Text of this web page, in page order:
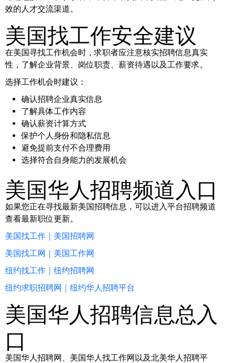
效的人才交流渠道。
美国找工作安全建议
在美国寻找工作机会时，求职者应注意核实招聘信息真实
性，了解企业背景、岗位职责、薪资待遇以及工作要求。
选择工作机会时建议：
确认招聘企业真实信息
了解具体工作内容
确认薪资计算方式
保护个人身份和隐私信息
避免提前支付不合理费用
选择符合自身能力的发展机会
美国华人招聘频道入口
如果您正在寻找最新美国招聘信息，可以进入平台招聘频道
查看最新职位更新。
美国找工作｜美国招聘网
美国找工网｜美国工作网
纽约找工作｜纽约招聘网
纽约求职招聘网｜纽约华人招聘平台
美国华人招聘信息总入
口
美国华人招聘网、美国华人找工作网以及北美华人招聘平